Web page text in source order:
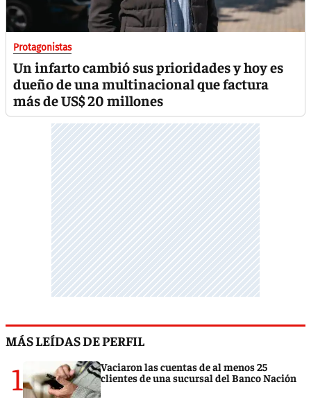
Protagonistas
Un infarto cambió sus prioridades y hoy es
dueño de una multinacional que factura
más de US$ 20 millones
MÁS LEÍDAS DE PERFIL
1
Vaciaron las cuentas de al menos 25
clientes de una sucursal del Banco Nación